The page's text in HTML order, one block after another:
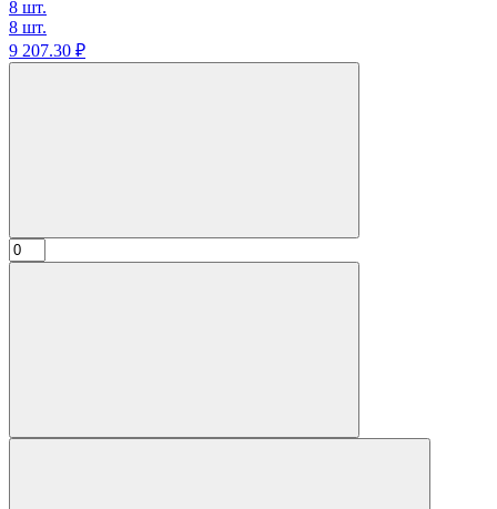
8 шт.
8 шт.
9 207.30 ₽